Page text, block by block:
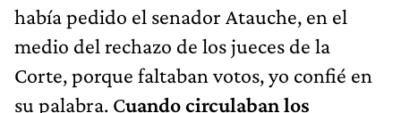
había pedido el senador Atauche, en el
medio del rechazo de los jueces de la
Corte, porque faltaban votos, yo confié en
su palabra. Cuando circulaban los